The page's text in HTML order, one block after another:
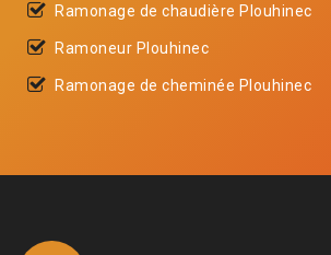
Ramonage de chaudière Plouhinec
Ramoneur Plouhinec
Ramonage de cheminée Plouhinec